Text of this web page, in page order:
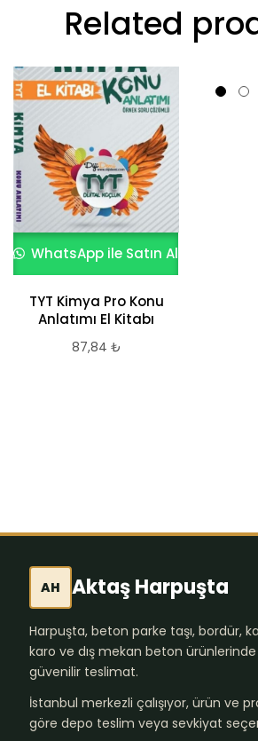
Related
WhatsApp ile Satın Al
TYT Kimya Pro Konu
Anlatımı El Kitabı
87,84 ₺
AH Aktaş Harpuşta
Harpuşta, beton parke taşı, bordür,
karo ve dış mekan beton ürünlerinde
güvenilir teslimat.
İstanbul merkezli çalışıyor, ürün ve
göre depo teslim veya sevkiyat